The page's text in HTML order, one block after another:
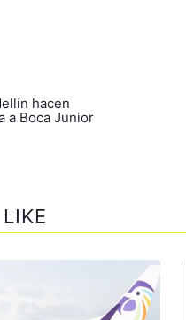
hacen
a Boca Junior